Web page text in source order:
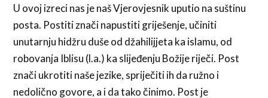
U ovoj izreci nas je naš Vjerovjesnik uputio na suštinu
posta. Postiti znači napustiti griješenje, učiniti
unutarnju hidžru duše od džahilijjeta ka islamu, od
robovanja Iblisu (l.a.) ka slijeđenju Božije riječi. Post
znači ukrotiti naše jezike, spriječiti ih da ružno i
nedolično govore, a i da tako činimo. Post je